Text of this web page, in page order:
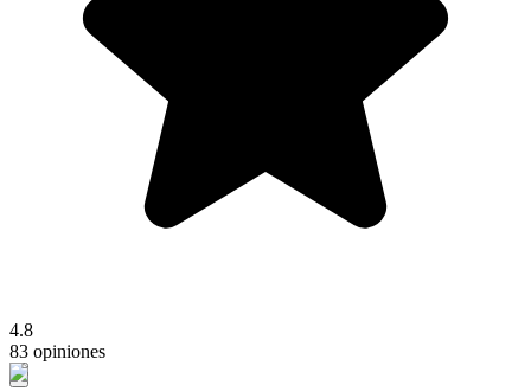
4.8
83 opiniones